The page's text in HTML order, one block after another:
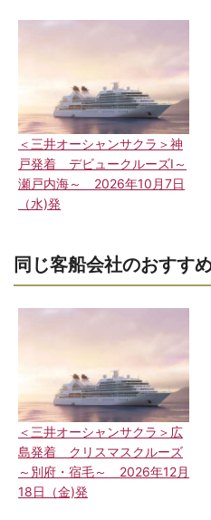
＜三井オーシャンサクラ＞神
戸発着 デビュークルーズⅠ～
瀬戸内海～ 2026年10月7日
（水)発
同じ客船会社のおすす
＜三井オーシャンサクラ＞広
島発着 クリスマスクルーズ
～別府・宿毛～ 2026年12月
18日（金)発